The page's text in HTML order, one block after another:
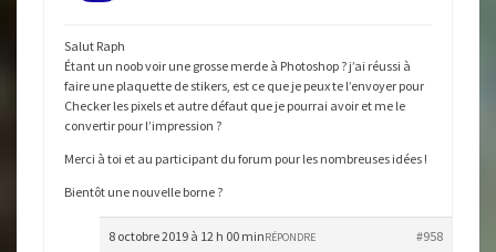
Salut Raph
Étant un noob voir une grosse merde à Photoshop ? j’ai réussi à
faire une plaquette de stikers, est ce que je peux te l’envoyer pour
Checker les pixels et autre défaut que je pourrai avoir et me le
convertir pour l’impression ?
Merci à toi et au participant du forum pour les nombreuses idées !
Bientôt une nouvelle borne ?
8 octobre 2019 à 12 h 00 min #958
RÉPONDRE